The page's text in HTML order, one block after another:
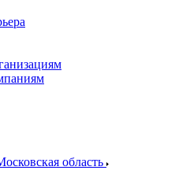
область